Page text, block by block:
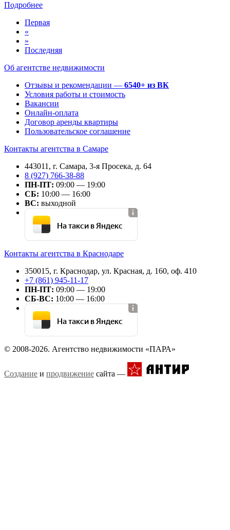
Подробнее
Первая
«
»
Последняя
Об агентстве недвижимости
Отзывы и рекомендации — 6540+ из ВК
Условия работы и стоимость
Вакансии
Онлайн-оплата
Договор аренды квартиры
Пользовательское соглашение
Контакты агентства в Самаре
443011, г. Самара, 3-я Просека, д. 64
8 (927) 766-38-88
ПН-ПТ: 09:00 — 19:00
СБ: 10:00 — 16:00
ВС: выходной
На такси в Яндекс
Контакты агентства в Краснодаре
350015, г. Краснодар, ул. Красная, д. 160, оф. 410
+7 (861) 945-11-17
ПН-ПТ: 09:00 — 19:00
СБ-ВС: 10:00 — 16:00
На такси в Яндекс
© 2008-2026. Агентство недвижимости «ПАРА»
Создание и продвижение сайта —